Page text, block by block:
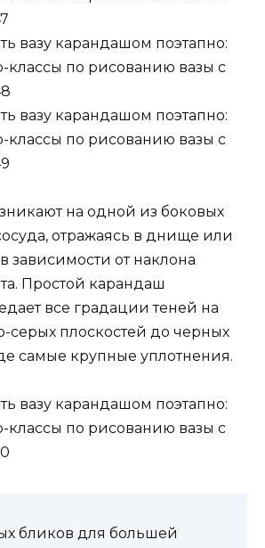
на одной из боковых
отражаясь в днище или
зависимости от наклона
Простой карандаш
все градации теней на
серых плоскостей до черных
самые крупные уплотнения.
бликов для большей